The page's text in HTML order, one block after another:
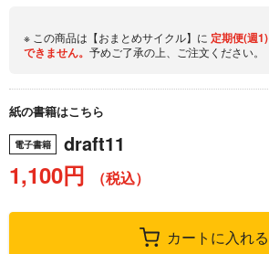
※ この商品は【おまとめサイクル】に 定期便(週1)
できません。 予めご了承の上、ご注文ください。
紙の書籍はこちら
電子書籍 draft11
1,100円 （税込）
カートに入れる